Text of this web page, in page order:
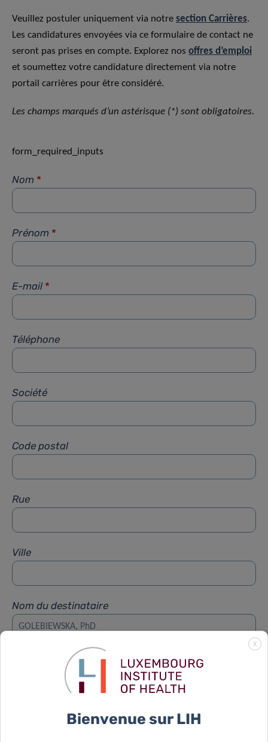
Veuillez postuler uniquement via notre section Carrières.
Les candidatures envoyées via ce formulaire de contact ne
seront pas prises en compte. Explorez nos offres d’emploi
et soumettez votre candidature directement via notre
portail carrières pour être considéré.
Les champs marqués d’un astérisque (*) sont obligatoires.
form_required_inputs
Nom *
Prénom *
E-mail *
Téléphone
Société
Code postal
Rue
Ville
Nom du destinataire
Prénom du destinataire
X
Bienvenue sur LIH